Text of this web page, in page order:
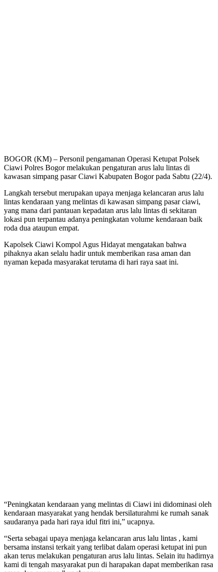
BOGOR (KM) – Personil pengamanan Operasi Ketupat Polsek
Ciawi Polres Bogor melakukan pengaturan arus lalu lintas di
kawasan simpang pasar Ciawi Kabupaten Bogor pada Sabtu (22/4).
Langkah tersebut merupakan upaya menjaga kelancaran arus lalu
lintas kendaraan yang melintas di kawasan simpang pasar ciawi,
yang mana dari pantauan kepadatan arus lalu lintas di sekitaran
lokasi pun terpantau adanya peningkatan volume kendaraan baik
roda dua ataupun empat.
Kapolsek Ciawi Kompol Agus Hidayat mengatakan bahwa
pihaknya akan selalu hadir untuk memberikan rasa aman dan
nyaman kepada masyarakat terutama di hari raya saat ini.
“Peningkatan kendaraan yang melintas di Ciawi ini didominasi oleh
kendaraan masyarakat yang hendak bersilaturahmi ke rumah sanak
saudaranya pada hari raya idul fitri ini,” ucapnya.
“Serta sebagai upaya menjaga kelancaran arus lalu lintas , kami
bersama instansi terkait yang terlibat dalam operasi ketupat ini pun
akan terus melakukan pengaturan arus lalu lintas. Selain itu hadirnya
kami di tengah masyarakat pun di harapakan dapat memberikan rasa